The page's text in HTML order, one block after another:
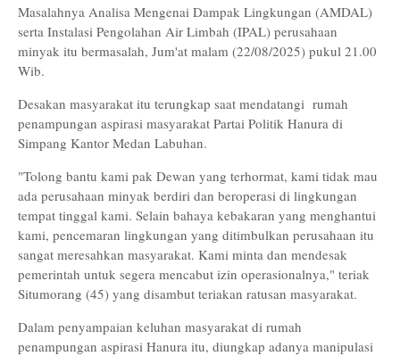
Masalahnya Analisa Mengenai Dampak Lingkungan (AMDAL)
serta Instalasi Pengolahan Air Limbah (IPAL) perusahaan
minyak itu bermasalah, Jum'at malam (22/08/2025) pukul 21.00
Wib.
Desakan masyarakat itu terungkap saat mendatangi rumah
penampungan aspirasi masyarakat Partai Politik Hanura di
Simpang Kantor Medan Labuhan.
"Tolong bantu kami pak Dewan yang terhormat, kami tidak mau
ada perusahaan minyak berdiri dan beroperasi di lingkungan
tempat tinggal kami. Selain bahaya kebakaran yang menghantui
kami, pencemaran lingkungan yang ditimbulkan perusahaan itu
sangat meresahkan masyarakat. Kami minta dan mendesak
pemerintah untuk segera mencabut izin operasionalnya," teriak
Situmorang (45) yang disambut teriakan ratusan masyarakat.
Dalam penyampaian keluhan masyarakat di rumah
penampungan aspirasi Hanura itu, diungkap adanya manipulasi